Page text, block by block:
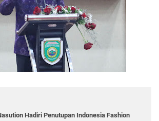
Hadiri Penutupan Indonesia Fashion